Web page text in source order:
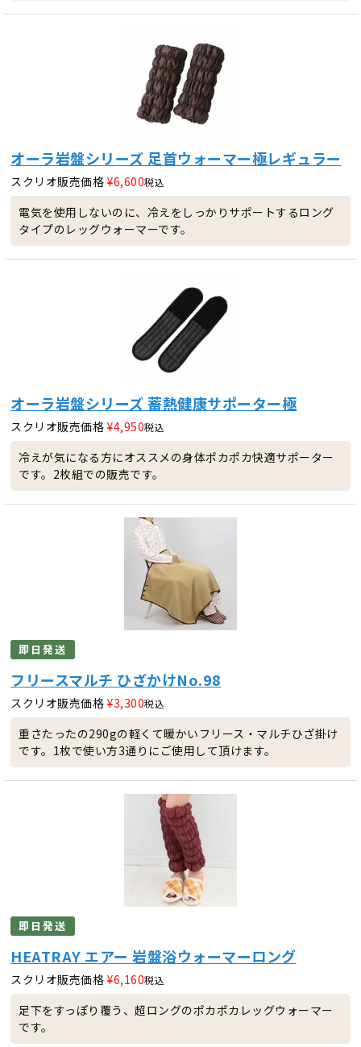
オーラ岩盤シリーズ 足首ウォーマー極レギュラー
スクリオ販売価格 ¥6,600税込
電気を使用しないのに、冷えをしっかりサポートするロング
タイプのレッグウォーマーです。
オーラ岩盤シリーズ 蓄熱健康サポーター極
スクリオ販売価格 ¥4,950税込
冷えが気になる方にオススメの身体ポカポカ快適サポーター
です。2枚組での販売です。
即日発送
フリースマルチ ひざかけNo.98
スクリオ販売価格 ¥3,300税込
重さたったの290gの軽くて暖かいフリース・マルチひざ掛け
です。1枚で使い方3通りにご使用して頂けます。
即日発送
HEATRAY エアー 岩盤浴ウォーマーロング
スクリオ販売価格 ¥6,160税込
足下をすっぽり覆う、超ロングのポカポカレッグウォーマー
です。